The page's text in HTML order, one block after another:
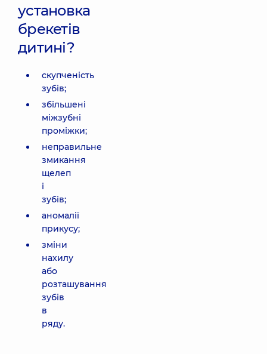
установка
брекетів
дитині?
скупченість
зубів;
збільшені
міжзубні
проміжки;
неправильне
змикання
щелеп
і
зубів;
аномалії
прикусу;
зміни
нахилу
або
розташування
зубів
в
ряду.